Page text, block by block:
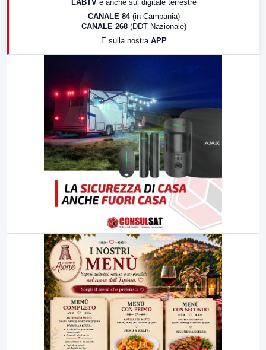
LABTV e anche sul digitale terrestre
CANALE 84 (in Campania)
CANALE 268 (DDT Nazionale)
E sulla nostra APP